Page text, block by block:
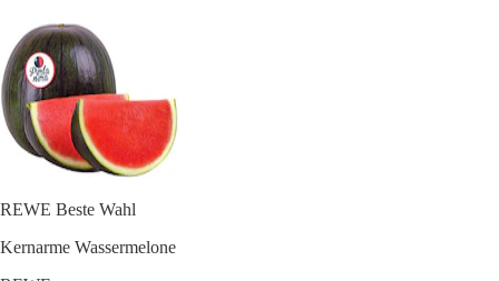
REWE Beste Wahl
Kernarme Wassermelone